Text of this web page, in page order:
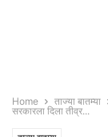
Home ताज्या बातम्या
सरकारला दिला तीव्र...